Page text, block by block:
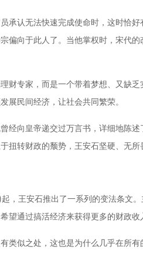
认无法快速完成使命时，这时恰好
偏向于此人了。当他掌权时，宋代
专家，而是一个带着梦想、又缺乏
展民间经济，让社会共同繁荣。
向皇帝递交过万言书，详细地陈述
扭转财政的颓势，王安石坚硬、无所
王安石推出了一系列的变法条文。
望通过搞活经济来获得更多的财政收
似之处，这也是为什么几乎在所有